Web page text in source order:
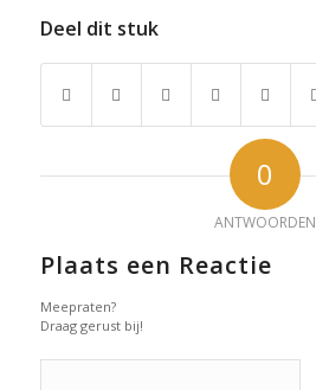
Deel dit stuk
0
ANTWOORDEN
Plaats een Reactie
Meepraten?
Draag gerust bij!